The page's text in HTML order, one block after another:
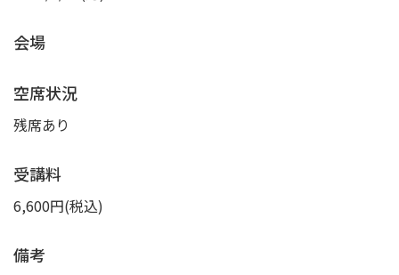
会場
空席状況
残席あり
受講料
6,600円(税込)
備考